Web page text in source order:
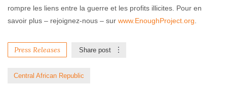
rompre les liens entre la guerre et les profits illicites. Pour en
savoir plus – rejoignez-nous – sur www.EnoughProject.org
Press Releases Share post
Central African Republic